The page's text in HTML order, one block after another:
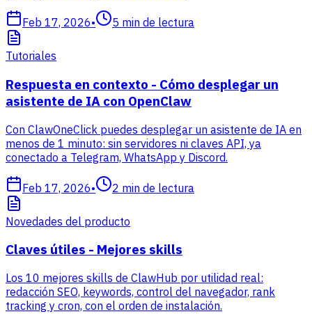
Feb 17, 2026• 5 min de lectura
Tutoriales
Respuesta en contexto - Cómo desplegar un
asistente de IA con OpenClaw
Con ClawOneClick puedes desplegar un asistente de IA en
menos de 1 minuto: sin servidores ni claves API, ya
conectado a Telegram, WhatsApp y Discord.
Feb 17, 2026• 2 min de lectura
Novedades del producto
Claves útiles - Mejores skills
Los 10 mejores skills de ClawHub por utilidad real:
redacción SEO, keywords, control del navegador, rank
tracking y cron, con el orden de instalación.